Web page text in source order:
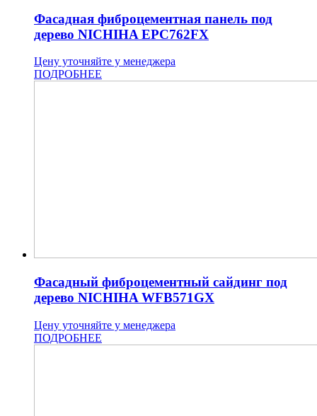
Фасадная фиброцементная панель под
дерево NICHIHA EPC762FX
Цену уточняйте у менеджера
ПОДРОБНЕЕ
Фасадный фиброцементный сайдинг под
дерево NICHIHA WFB571GX
Цену уточняйте у менеджера
ПОДРОБНЕЕ